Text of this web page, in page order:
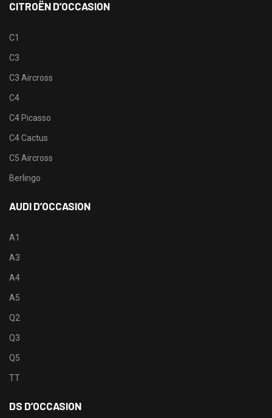
CITROËN D’OCCASION
C1
C3
C3 Aircross
C4
C4 Picasso
C4 Cactus
C5 Aircross
Berlingo
AUDI D’OCCASION
A1
A3
A4
A5
Q2
Q3
Q5
TT
DS D’OCCASION